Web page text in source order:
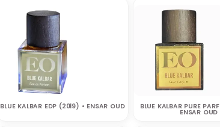
BLUE KALBAR EDP (2019) • ENSAR OUD BLUE KALBAR PURE
ENSAR OUD